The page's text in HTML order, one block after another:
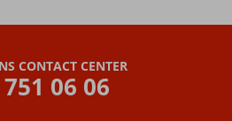
CONTACT CENTER
06 06